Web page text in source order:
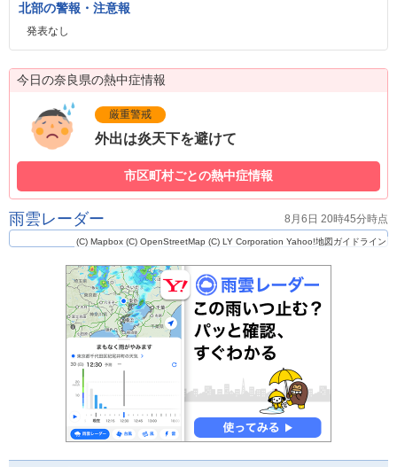
北部の警報・注意報
発表なし
今日の奈良県の熱中症情報
厳重警戒
外出は炎天下を避けて
市区町村ごとの熱中症情報
雨雲レーダー 8月6日 20時45分時点
(C) Mapbox (C) OpenStreetMap (C) LY Corporation Yahoo!地図ガイドライン